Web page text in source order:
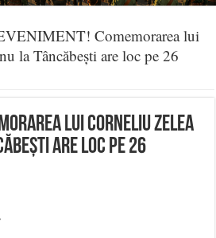
Comemorarea lui
la Tâncăbești are loc pe 26
lui Corneliu Zelea
are loc pe 26